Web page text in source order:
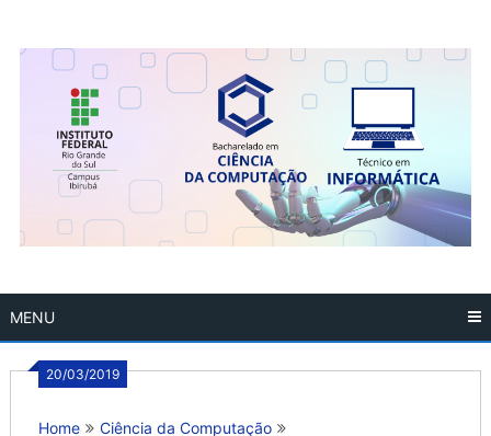
MENU
20/03/2019
Home
Ciência da Computação